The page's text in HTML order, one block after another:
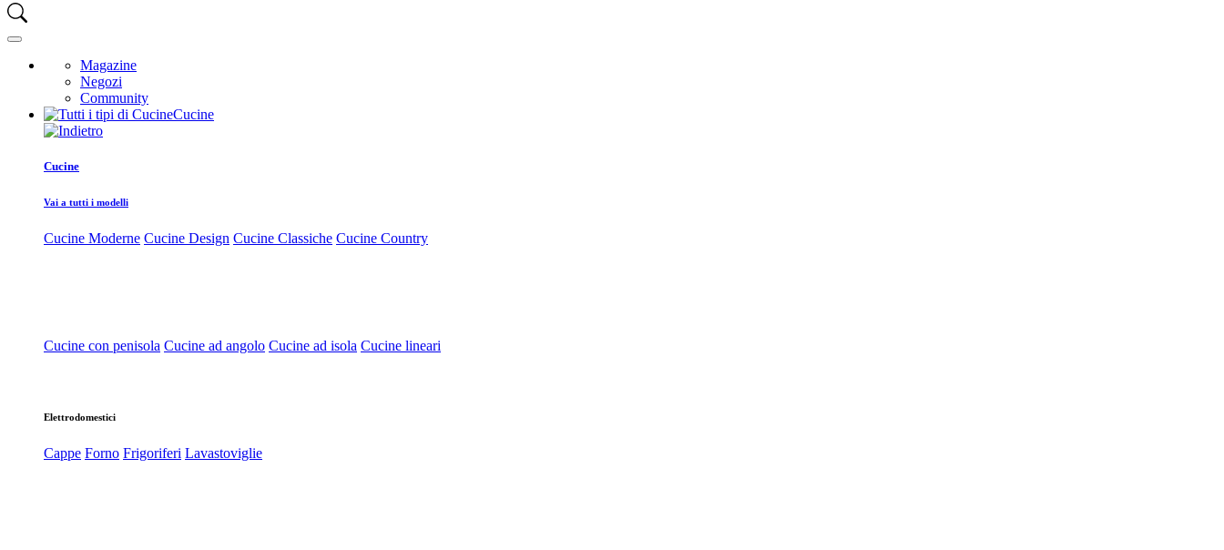
Magazine
Negozi
Community
Cucine
Cucine
Vai a tutti i modelli
Cucine Moderne Cucine Design Cucine Classiche Cucine Country
Cucine con penisola Cucine ad angolo Cucine ad isola Cucine lineari
Elettrodomestici
Cappe Forno Frigoriferi Lavastoviglie